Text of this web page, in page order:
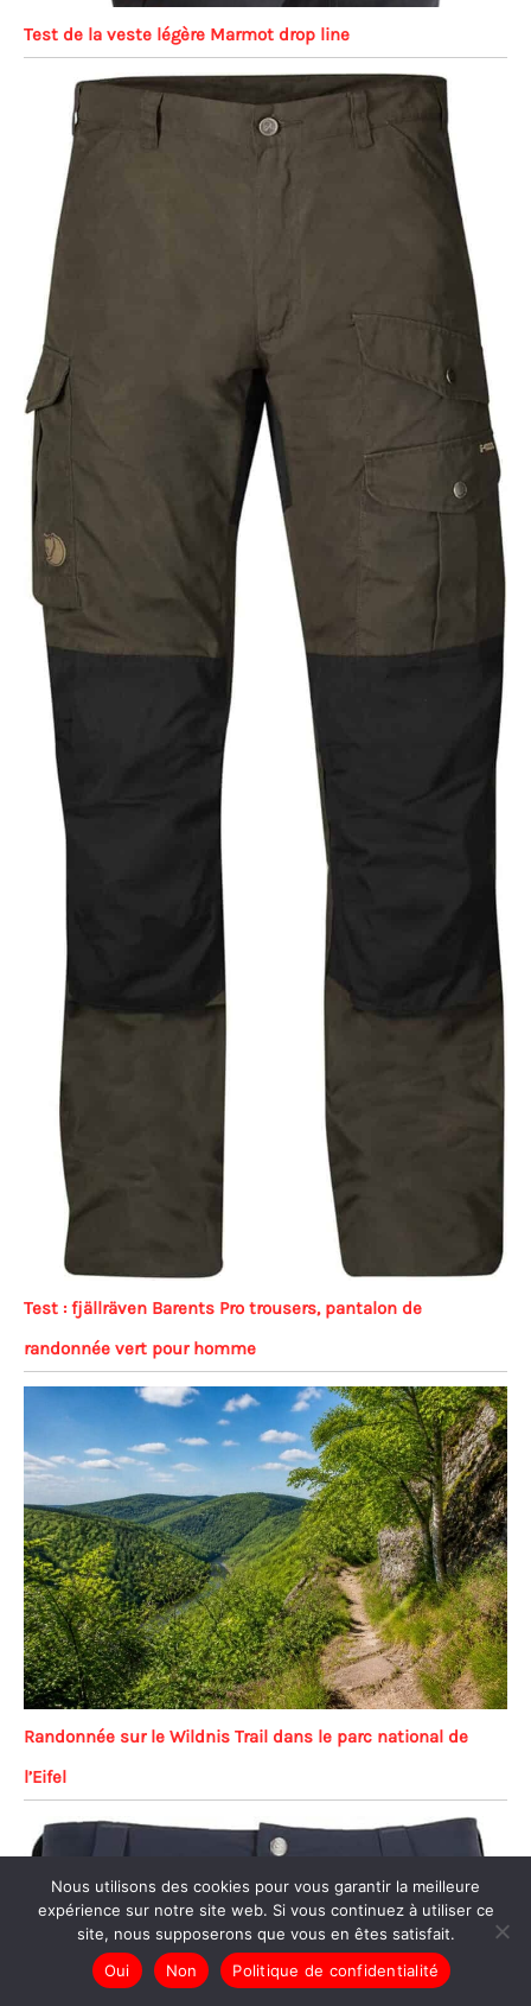
Test de la veste légère Marmot drop line
Test : fjällräven Barents Pro trousers, pantalon de
randonnée vert pour homme
Randonnée sur le Wildnis Trail dans le parc national de
l’Eifel
Nous utilisons des cookies pour vous garantir la meilleure
expérience sur notre site web. Si vous continuez à utiliser ce
site, nous supposerons que vous en êtes satisfait.
Oui
Non Politique de confidentialité